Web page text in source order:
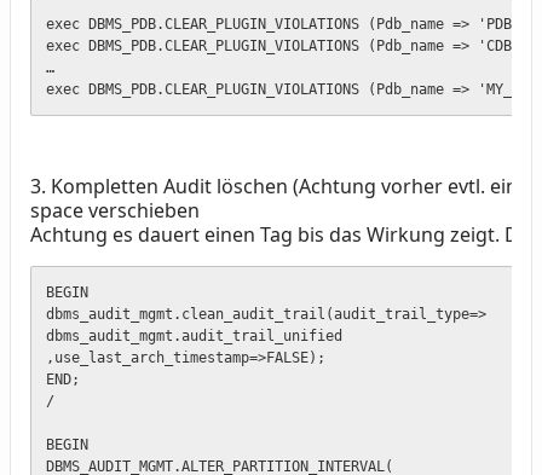
exec DBMS_PDB.CLEAR_PLUGIN_VIOLATIONS (Pdb_name =>
exec DBMS_PDB.CLEAR_PLUGIN_VIOLATIONS (Pdb_name =>
…
exec DBMS_PDB.CLEAR_PLUGIN_VIOLATIONS (Pdb_name =>
3. Kompletten Audit löschen (Achtung vorher evtl. eine
space verschieben
Achtung es dauert einen Tag bis das Wirkung zeigt.
BEGIN
dbms_audit_mgmt.clean_audit_trail(audit_trail_type=>
dbms_audit_mgmt.audit_trail_unified
,use_last_arch_timestamp=>FALSE);
END;
/
BEGIN
DBMS_AUDIT_MGMT.ALTER_PARTITION_INTERVAL(